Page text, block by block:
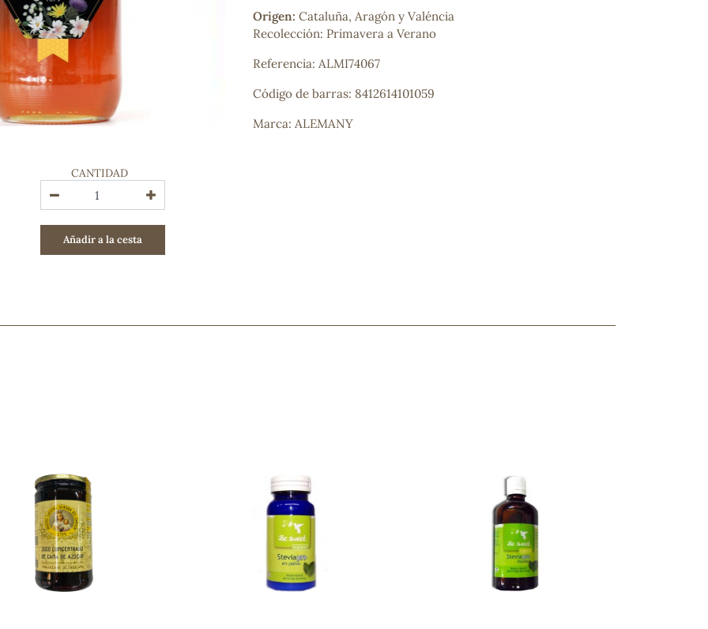
Hierro
Deporte
Digestivos
Circulatorio, colesterol y glucosa
Superalimentos
Energía
Antioxidantes
COSMÉTICA E HIGIENE PERSONAL
Cremas, lociones y aceites corporales
Hombre
Higiene personal
Labiales
Higiene íntima
y lo encontraremos
CANTIDAD
Añadir a la cesta
Origen: Cataluña, Aragón y Valéncia
Recolección: Primavera a Verano
Referencia: ALMI74067
Código de barras: 8412614101059
Marca: ALEMANY